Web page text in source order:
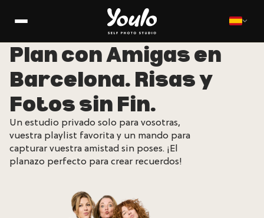
Plan con Amigas en
Barcelona. Risas y
Fotos sin Fin.
Un estudio privado solo para vosotras,
vuestra playlist favorita y un mando para
capturar vuestra amistad sin poses. ¡El
planazo perfecto para crear recuerdos!